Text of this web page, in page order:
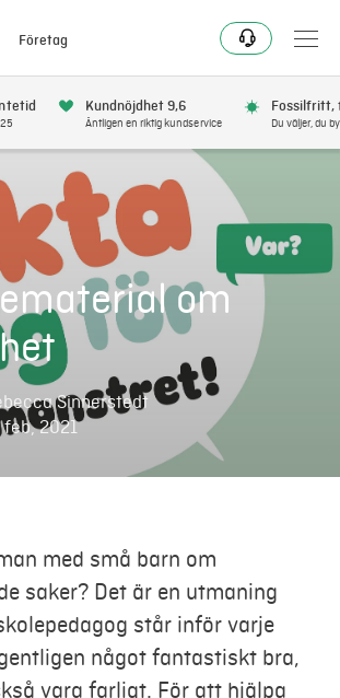
Företag
Kundnöjdhet 9,6
Äntligen en riktig kundservice
Fossilfritt,
Du väljer, du
om
Sinnerstedt
feb, 2021
med små barn om
saker? Det är en utmaning
står inför varje
något fantastiskt bra,
vara farligt. För att hjälpa